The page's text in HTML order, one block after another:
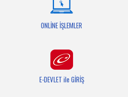
Bilgi Bankası
ONLİNE İŞLEMLER
E-DEVLET ile GİRİŞ